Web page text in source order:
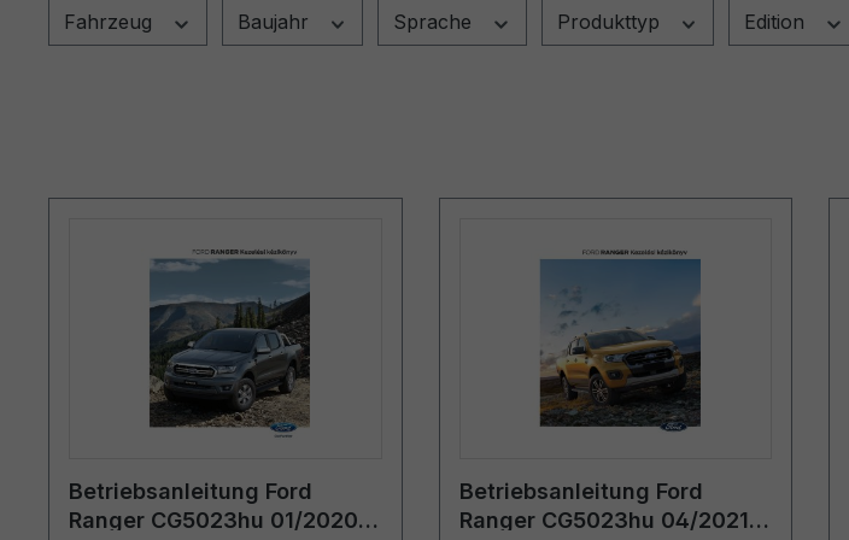
Fahrzeug Baujahr Sprache Produkttyp Edition
Betriebsanleitung Ford
Ranger CG5023hu 01/2020 -
Betriebsanleitung Ford
Ranger CG5023hu 04/2021 -